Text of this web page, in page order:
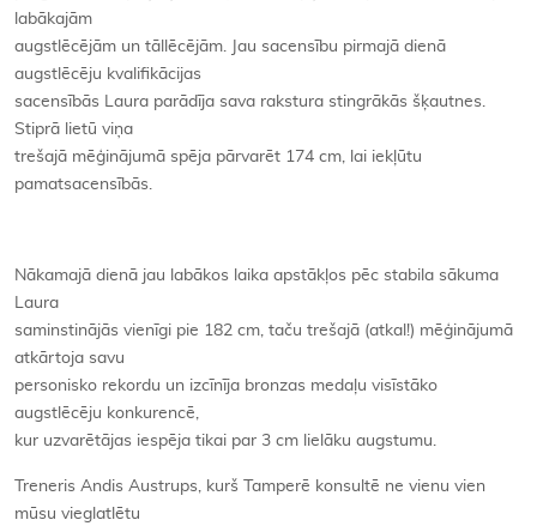
labākajām
augstlēcējām un tāllēcējām. Jau sacensību pirmajā dienā
augstlēcēju kvalifikācijas
sacensībās Laura parādīja sava rakstura stingrākās šķautnes.
Stiprā lietū viņa
trešajā mēģinājumā spēja pārvarēt 174 cm, lai iekļūtu
pamatsacensībās.
Nākamajā dienā jau labākos laika apstākļos pēc stabila sākuma
Laura
saminstinājās vienīgi pie 182 cm, taču trešajā (atkal!) mēģinājumā
atkārtoja savu
personisko rekordu un izcīnīja bronzas medaļu visīstāko
augstlēcēju konkurencē,
kur uzvarētājas iespēja tikai par 3 cm lielāku augstumu.
Treneris Andis Austrups, kurš Tamperē konsultē ne vienu vien
mūsu vieglatlētu